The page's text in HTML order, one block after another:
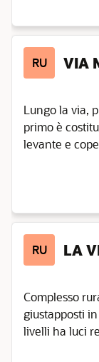
RU VIA
Lungo la via,
primo è
levante e
RU LA
Complesso
giustapposti
livelli ha luci